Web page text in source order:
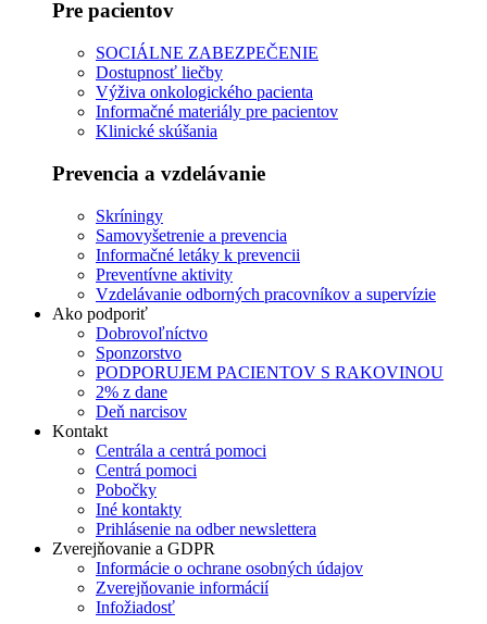
Pre pacientov
SOCIÁLNE ZABEZPEČENIE
Dostupnosť liečby
Výživa onkologického pacienta
Informačné materiály pre pacientov
Klinické skúšania
Prevencia a vzdelávanie
Skríningy
Samovyšetrenie a prevencia
Informačné letáky k prevencii
Preventívne aktivity
Vzdelávanie odborných pracovníkov a supervízie
Ako podporiť
Dobrovoľníctvo
Sponzorstvo
PODPORUJEM PACIENTOV S RAKOVINOU
2% z dane
Deň narcisov
Kontakt
Centrála a centrá pomoci
Centrá pomoci
Pobočky
Iné kontakty
Prihlásenie na odber newslettera
Zverejňovanie a GDPR
Informácie o ochrane osobných údajov
Zverejňovanie informácií
Infožiadosť